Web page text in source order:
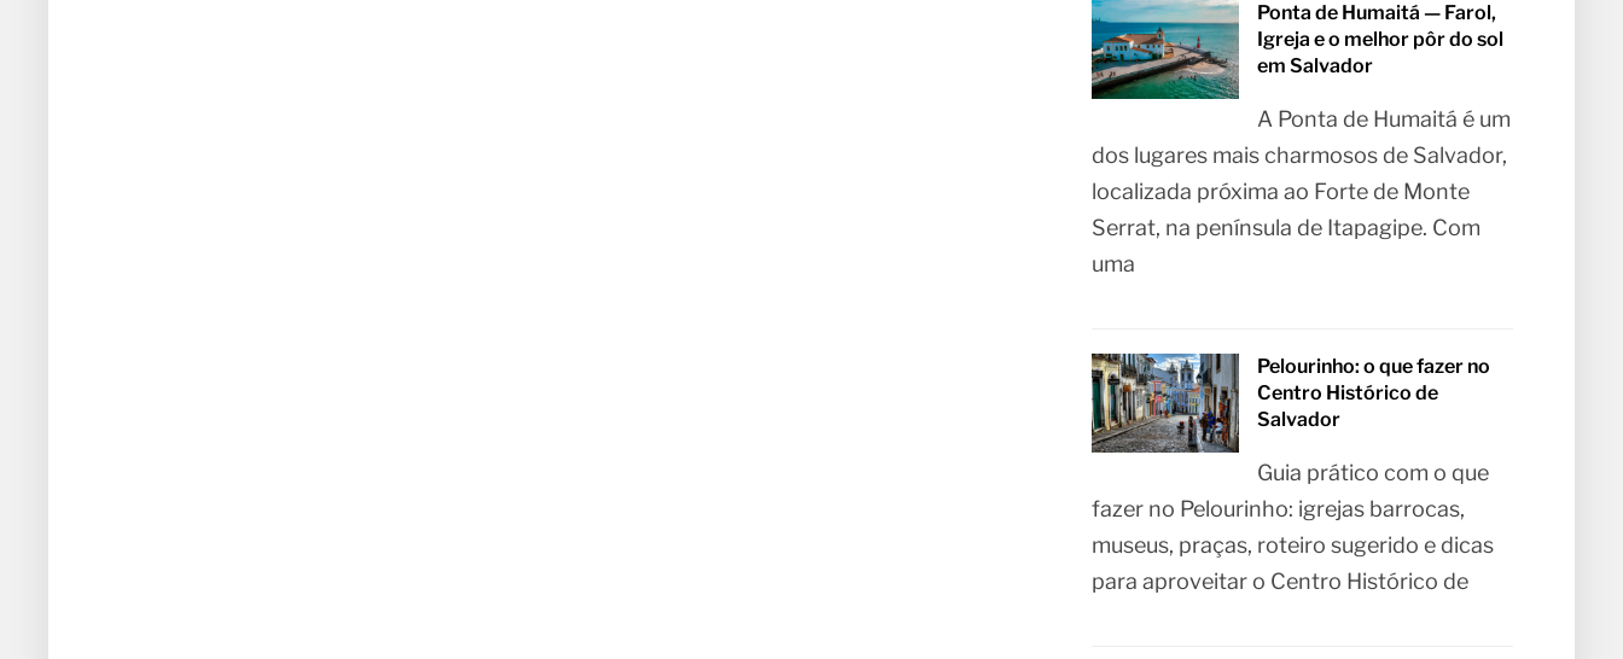
Ponta de Humaitá — Farol,
Igreja e o melhor pôr do sol
em Salvador
A Ponta de Humaitá é um
dos lugares mais charmosos de Salvador,
localizada próxima ao Forte de Monte
Serrat, na península de Itapagipe. Com
uma
Pelourinho: o que fazer no
Centro Histórico de
Salvador
Guia prático com o que
fazer no Pelourinho: igrejas barrocas,
museus, praças, roteiro sugerido e dicas
para aproveitar o Centro Histórico de